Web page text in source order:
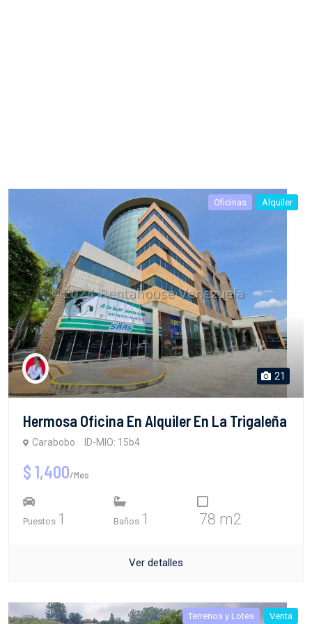
Oficinas Alquiler
21
Hermosa Oficina En Alquiler En La Trigaleña
Carabobo ID-MIO: 15b4
$ 1,400/Mes
Puestos 1 Baños 1 78 m2
Ver detalles
Terrenos y Lotes Venta